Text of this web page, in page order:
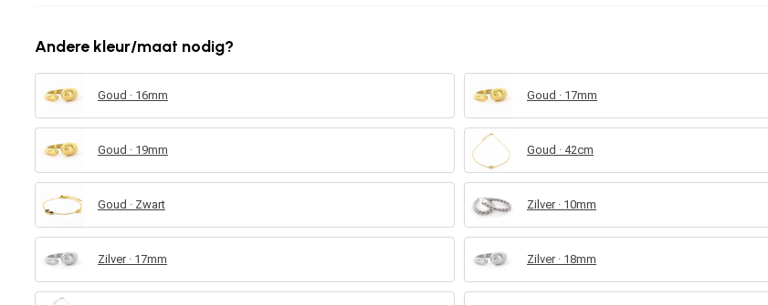
Andere kleur/maat nodig?
Goud · 16mm Goud · 17mm
Goud · 19mm Goud · 42cm
Goud · Zwart Zilver · 10mm
Zilver · 17mm Zilver · 18mm